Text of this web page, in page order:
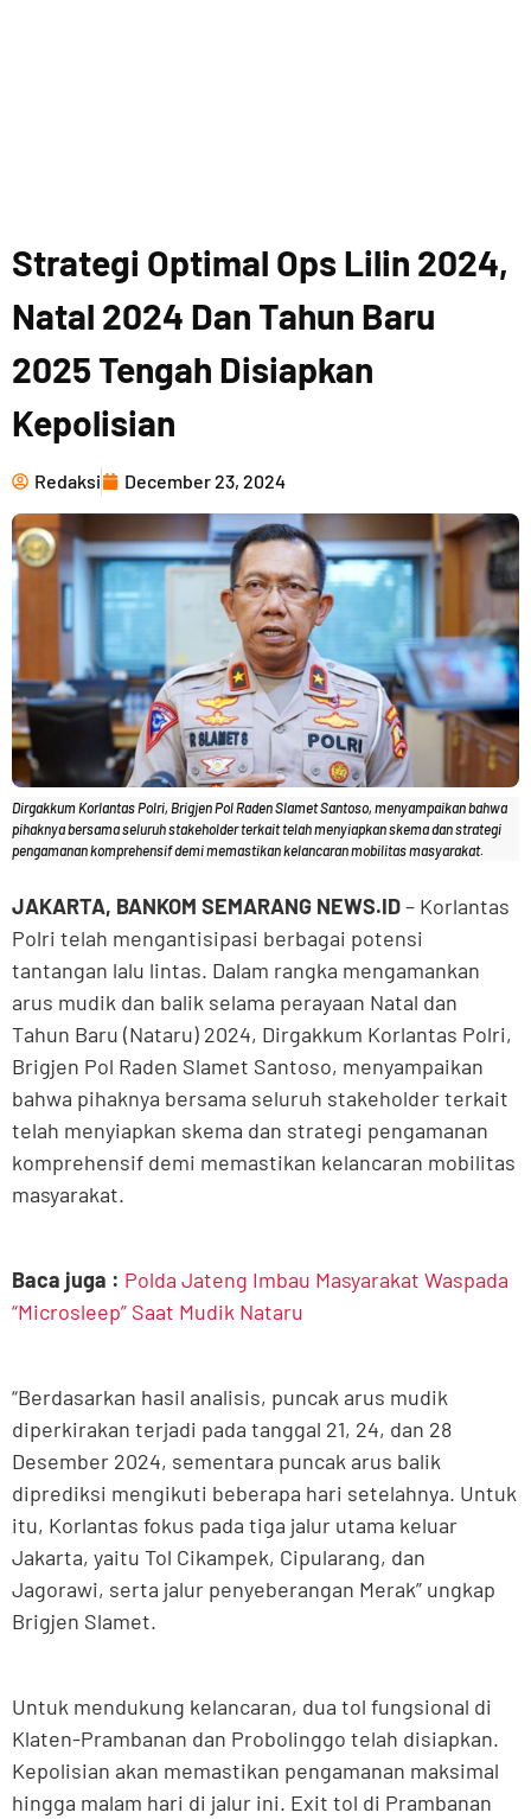
Strategi Optimal Ops Lilin 2024,
Natal 2024 Dan Tahun Baru
2025 Tengah Disiapkan
Kepolisian
Redaksi December 23, 2024
Dirgakkum Korlantas Polri, Brigjen Pol Raden Slamet Santoso, menyampaikan bahwa
pihaknya bersama seluruh stakeholder terkait telah menyiapkan skema dan strategi
pengamanan komprehensif demi memastikan kelancaran mobilitas masyarakat.
JAKARTA, BANKOM SEMARANG NEWS.ID– Korlantas
Polri telah mengantisipasi berbagai potensi
tantangan lalu lintas. Dalam rangka mengamankan
arus mudik dan balik selama perayaan Natal dan
Tahun Baru (Nataru) 2024, Dirgakkum Korlantas Polri,
Brigjen Pol Raden Slamet Santoso, menyampaikan
bahwa pihaknya bersama seluruh stakeholder terkait
telah menyiapkan skema dan strategi pengamanan
komprehensif demi memastikan kelancaran mobilitas
masyarakat.
Baca juga : Polda Jateng Imbau Masyarakat Waspada
“Microsleep” Saat Mudik Nataru
“Berdasarkan hasil analisis, puncak arus mudik
diperkirakan terjadi pada tanggal 21, 24, dan 28
Desember 2024, sementara puncak arus balik
diprediksi mengikuti beberapa hari setelahnya. Untuk
itu, Korlantas fokus pada tiga jalur utama keluar
Jakarta, yaitu Tol Cikampek, Cipularang, dan
Jagorawi, serta jalur penyeberangan Merak” ungkap
Brigjen Slamet.
Untuk mendukung kelancaran, dua tol fungsional di
Klaten-Prambanan dan Probolinggo telah disiapkan.
Kepolisian akan memastikan pengamanan maksimal
hingga malam hari di jalur ini. Exit tol di Prambanan